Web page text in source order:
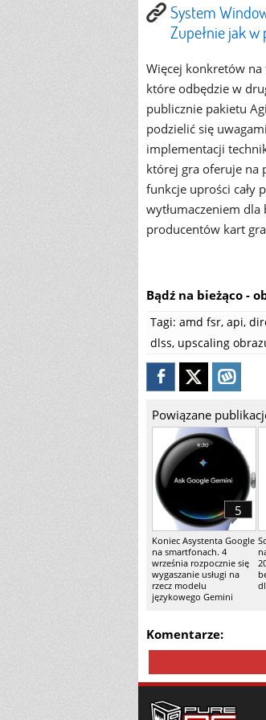
System
Zupełnie jak
Więcej konkretów na
które odbędzie w
publicznie pakietu
podzielić się
implementacji
której gra oferuje na
funkcje uprości cały
wytłumaczeniem
producentów kart
Bądź na bieżąco -
Tagi: amd fsr, api,
dlss, upscaling
Powiązane
Koniec Asystenta Google
na smartfonach. 4
września rozpocznie się
wygaszanie usługi na
rzecz modelu
językowego Gemini
5
Komentarze: